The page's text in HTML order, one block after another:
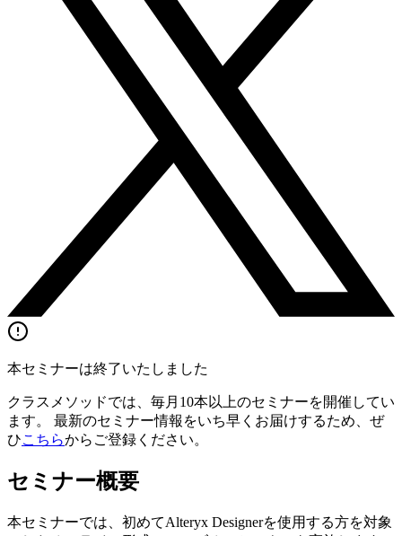
本セミナーは終了いたしました
クラスメソッドでは、毎月10本以上のセミナーを開催してい
ます。 最新のセミナー情報をいち早くお届けするため、ぜ
ひこちらからご登録ください。
セミナー概要
本セミナーでは、初めてAlteryx Designerを使用する方を対象